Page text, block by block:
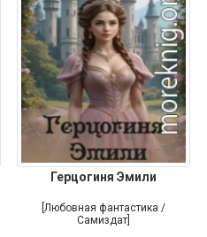
Герцогиня Эмили
[Любовная фантастика /
Самиздат]